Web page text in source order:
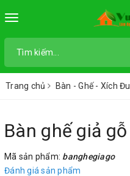
Toggle
Trang chủ Bàn - Ghế - Xích Đu
Bàn ghế giả gỗ
Mã sản phẩm: banghegiago
Đánh giá sản phẩm